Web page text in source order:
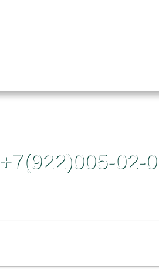
+7(922)005-02-